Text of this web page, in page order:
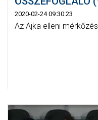
2020-02-24 09:30:23
Az Ajka elleni